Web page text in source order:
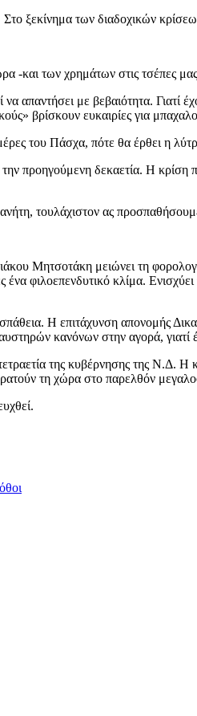
Στο ξεκίνημα των διαδοχικών
-και των χρημάτων στις τσέπες
απαντήσει με βεβαιότητα.
βρίσκουν ευκαιρίες για
του Πάσχα, πότε θα έρθει η
προηγούμενη δεκαετία. Η
τουλάχιστον ας
Μητσοτάκη μειώνει τη
ένα φιλοεπενδυτικό κλίμα.
Η επιτάχυνση απονομής
κανόνων στην αγορά, γιατί
της κυβέρνησης της Ν.Δ.
τη χώρα στο παρελθόν